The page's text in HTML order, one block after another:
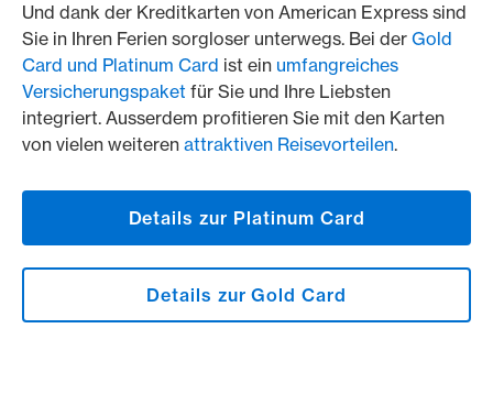
Und dank der Kreditkarten von American Express sind
Sie in Ihren Ferien sorgloser unterwegs. Bei der Gold
Card und Platinum Card ist ein umfangreiches
Versicherungspaket für Sie und Ihre Liebsten
integriert. Ausserdem profitieren Sie mit den Karten
von vielen weiteren attraktiven Reisevorteilen.
Details zur Platinum Card
Details zur Gold Card